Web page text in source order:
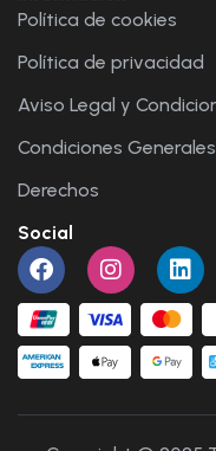
Política de cookies
Política de privacidad
Aviso Legal y
Condiciones
Derechos
Social